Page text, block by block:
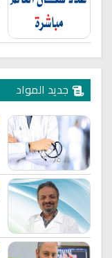
جديد المواد